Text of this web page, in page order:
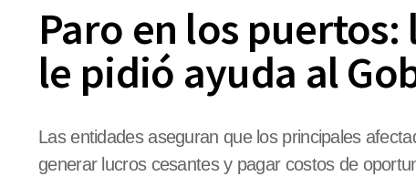
Paro en los
le pidió ayuda al
Las entidades aseguran que los principales
generar lucros cesantes y pagar costos de